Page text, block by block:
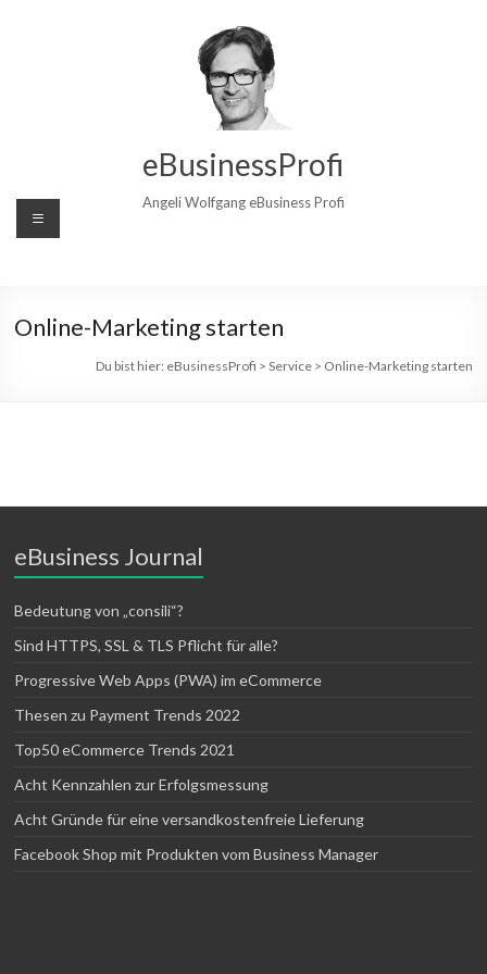
eBusinessProfi
Angeli Wolfgang eBusiness Profi
Online-Marketing starten
Du bist hier: eBusinessProfi > Service> Online-Marketing starten
eBusiness Journal
Bedeutung von „consili“?
Sind HTTPS, SSL & TLS Pflicht für alle?
Progressive Web Apps (PWA) im eCommerce
Thesen zu Payment Trends 2022
Top50 eCommerce Trends 2021
Acht Kennzahlen zur Erfolgsmessung
Acht Gründe für eine versandkostenfreie Lieferung
Facebook Shop mit Produkten vom Business Manager